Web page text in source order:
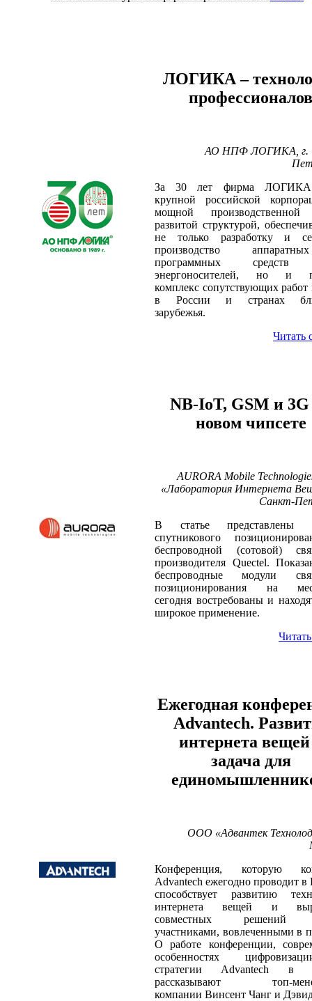
ЛОГИКА –
профессионалов
АО НПФ ЛОГИКА, г.
За 30 лет фирма ЛОГИКА
крупной российской
мощной производственной
развитой структурой,
не только разработку и
производство
программных средств
энергоносителей, но и
комплекс сопутствующих работ
в России и странах
зарубежья.
Читать
NB-IoT, GSM и
новом чипсете
AURORA Mobile
«Лаборатория Интернета
Санкт-
В статье представлены
спутникового
беспроводной (сотовой)
производителя Quectel.
беспроводные модули
позиционирования на
сегодня востребованы и
широкое применение.
Ежегодная
Advantech.
интернета
задача для
ООО «Адвантек
Конференция, которую
Advantech ежегодно проводит в
способствует развитию
интернета вещей и
совместных решений
участниками, вовлеченными в
О работе конференции,
особенностях
стратегии Advantech в
рассказывают топ-
компании Винсент Чанг и